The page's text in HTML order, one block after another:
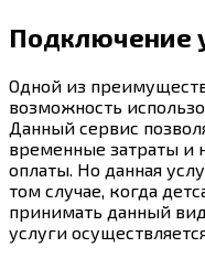
Подключение
Одной из
возможность
Данный сервис
временные затраты и
оплаты. Но данная
том случае, когда
принимать данный
услуги